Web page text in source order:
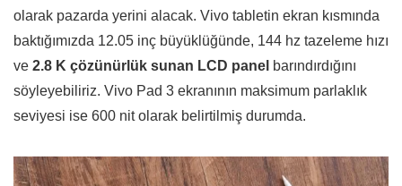
olarak pazarda yerini alacak. Vivo tabletin ekran kısmında
baktığımızda 12.05 inç büyüklüğünde, 144 hz tazeleme hızı
ve 2.8 K çözünürlük sunan LCD panel barındırdığını
söyleyebiliriz. Vivo Pad 3 ekranının maksimum parlaklık
seviyesi ise 600 nit olarak belirtilmiş durumda.